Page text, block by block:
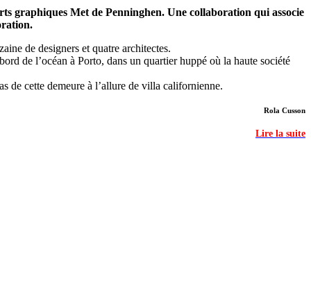
graphiques Met de Penninghen. Une collaboration qui associe
de designers et quatre architectes.
de l’océan à Porto, dans un quartier huppé où la haute société
de cette demeure à l’allure de villa californienne.
Rola Cusson
Lire la suite